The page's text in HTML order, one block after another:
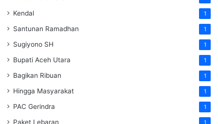
Kendal 1
Santunan Ramadhan 1
Sugiyono SH 1
Bupati Aceh Utara 1
Bagikan Ribuan 1
Hingga Masyarakat 1
PAC Gerindra 1
Paket Lebaran 1